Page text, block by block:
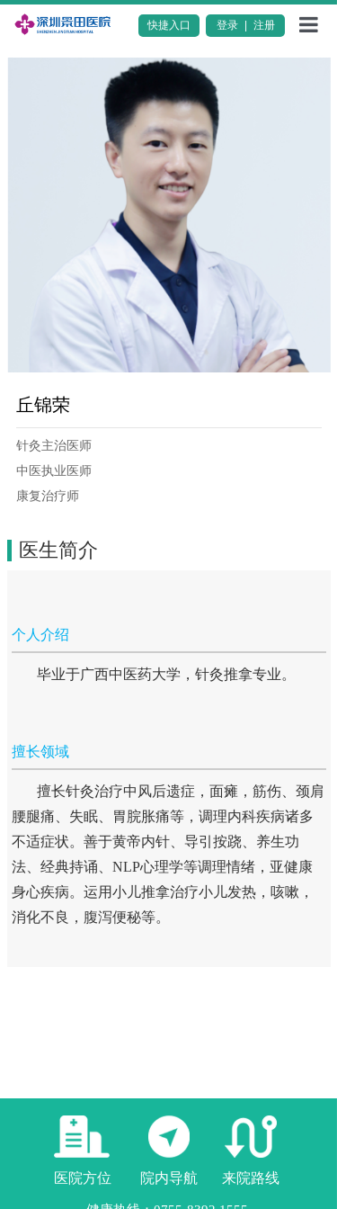
医
快捷入口 登录 | 注册
丘锦荣
针灸主治医师
中医执业医师
康复治疗师
医生简介
个人介绍
毕业于广西中医药大学，针灸推拿专业。
擅长领域
擅长针灸治疗中风后遗症，面瘫，筋伤、颈肩
腰腿痛、失眠、胃脘胀痛等，调理内科疾病诸多
不适症状。善于黄帝内针、导引按跷、养生功
法、经典持诵、NLP心理学等调理情绪，亚健康
身心疾病。运用小儿推拿治疗小儿发热，咳嗽，
消化不良，腹泻便秘等。
医院方位 院内导航 来院路线